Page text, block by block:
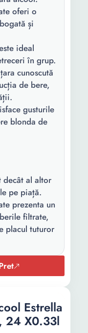
oferi o
și
ideal
în grup.
cunoscută
de bere,
gusturile
blonda de
al altor
pe piață.
prezenta un
filtrate,
placul tuturor
Estrella
24 X0.33l